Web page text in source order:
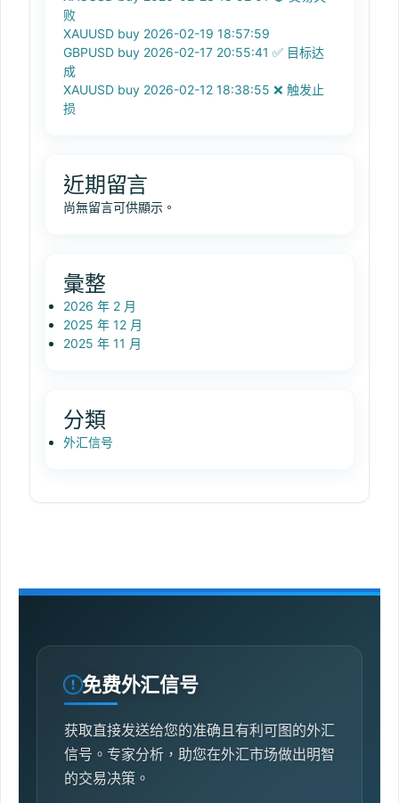
败
XAUUSD buy 2026-02-19 18:57:59
GBPUSD buy 2026-02-17 20:55:41 ✅ 目标达
成
XAUUSD buy 2026-02-12 18:38:55 ❌ 触发止
损
近期留言
尚無留言可供顯示。
彙整
2026 年 2 月
2025 年 12 月
2025 年 11 月
分類
外汇信号
免费外汇信号
获取直接发送给您的准确且有利可图的外汇
信号。专家分析，助您在外汇市场做出明智
的交易决策。